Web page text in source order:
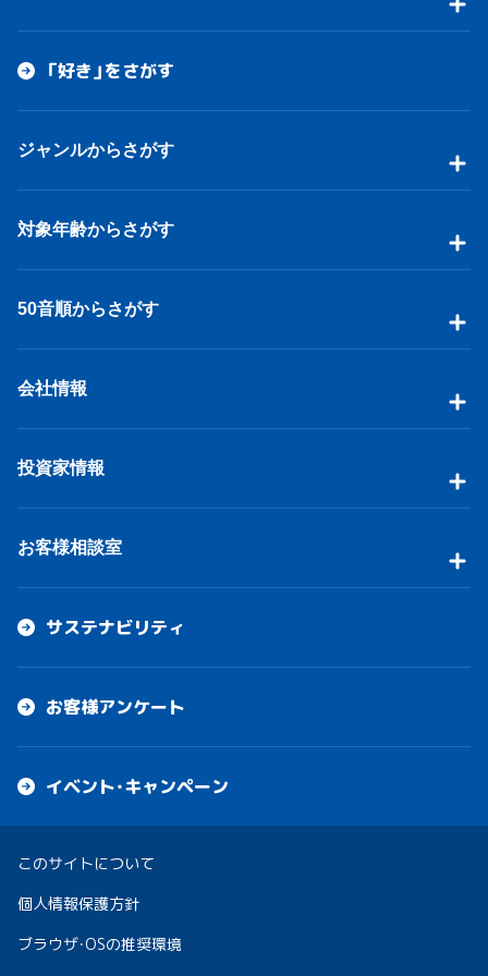
「好き」をさがす
ジャンルからさがす
対象年齢からさがす
50音順からさがす
会社情報
投資家情報
お客様相談室
サステナビリティ
お客様アンケート
イベント・キャンペーン
このサイトについて
個人情報保護方針
ブラウザ・OSの推奨環境